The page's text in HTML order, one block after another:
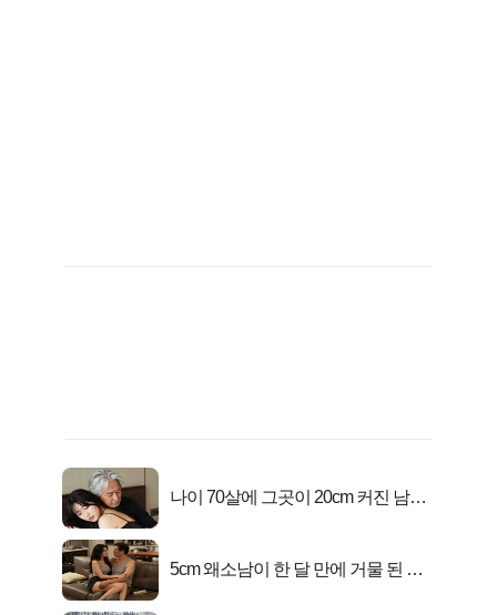
나이 70살에 그곳이 20cm 커진 남자..
5cm 왜소남이 한 달 만에 거물 된 사